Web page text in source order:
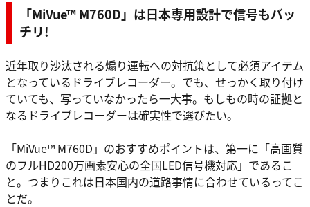
「MiVue™ M760D」は日本専用設計で信号もバッ
チリ!
近年取り沙汰される煽り運転への対抗策として必須アイテム
となっているドライブレコーダー。でも、せっかく取り付け
ていても、写っていなかったら一大事。もしもの時の証拠と
なるドライブレコーダーは確実性で選びたい。
「MiVue™ M760D」のおすすめポイントは、第一に「高画質
のフルHD200万画素安心の全国LED信号機対応」であるこ
と。つまりこれは日本国内の道路事情に合わせているってこ
とだ。